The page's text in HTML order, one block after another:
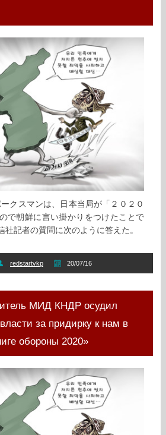
クスマンは、日本当局が「２０２０
で朝鮮に言い掛かりをつけたことで
社記者の質問に次のように答えた。
redstartvkp 20/07/16
МИД КНДР осудил
за придирку к нам в
обороны 2020»